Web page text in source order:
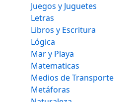
Juegos y Juguetes
Letras
Libros y Escritura
Lógica
Mar y Playa
Matematicas
Medios de Transporte
Metáforas